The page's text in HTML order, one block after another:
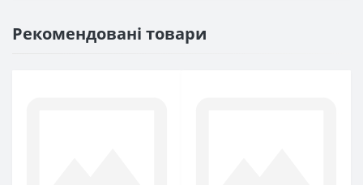
Рекомендовані товари